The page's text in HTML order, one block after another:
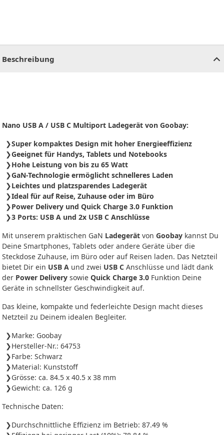
Beschreibung
Nano USB A / USB C Multiport Ladegerät von Goobay:
Super kompaktes Design mit hoher Energieeffizienz
Geeignet für Handys, Tablets und Notebooks
Hohe Leistung von bis zu 65 Watt
GaN-Technologie ermöglicht schnelleres Laden
Leichtes und platzsparendes Ladegerät
Ideal für auf Reise, Zuhause oder im Büro
Power Delivery und Quick Charge 3.0 Funktion
3 Ports: USB A und 2x USB C Anschlüsse
Mit unserem praktischen GaN Ladegerät von Goobay kannst Du
Deine Smartphones, Tablets oder andere Geräte über die
Steckdose Zuhause, im Büro oder auf Reisen laden. Das Netzteil
bietet Dir ein USB A und zwei USB C Anschlüsse und lädt dank
der Power Delivery sowie Quick Charge 3.0 Funktion Deine
Geräte in schnellster Geschwindigkeit auf.
Das kleine, kompakte und federleichte Design macht dieses
Netzteil zu Deinem idealen Begleiter.
Marke: Goobay
Hersteller-Nr.: 64753
Farbe: Schwarz
Material: Kunststoff
Grösse: ca. 84.5 x 40.5 x 38 mm
Gewicht: ca. 126 g
Technische Daten:
Durchschnittliche Effizienz im Betrieb: 87.49 %